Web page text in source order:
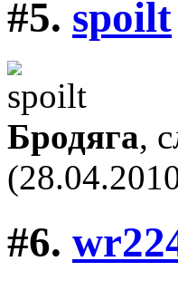
#5. spoilt
Бродяга,
#6.